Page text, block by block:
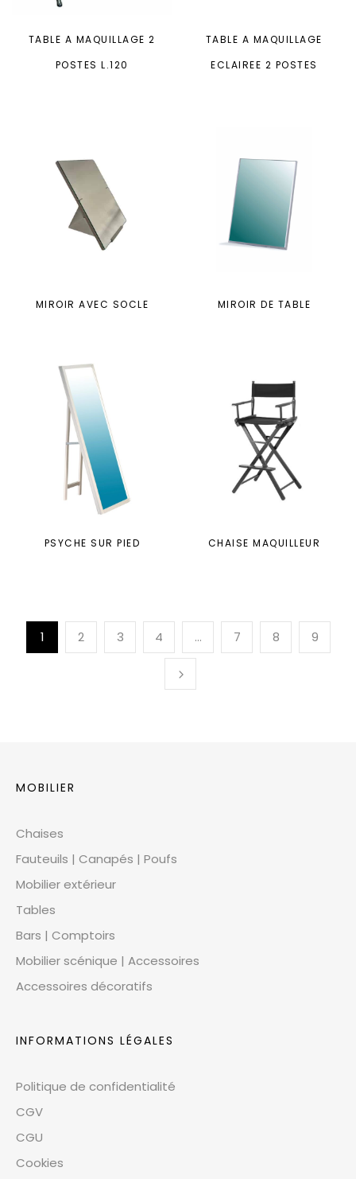
TABLE A MAQUILLAGE 2
POSTES L.120
TABLE A MAQUILLAGE
ECLAIREE 2 POSTES
MIROIR AVEC SOCLE MIROIR DE TABLE
PSYCHE SUR PIED CHAISE MAQUILLEUR
1 2 3 4 … 7 8 9
MOBILIER
Chaises
Fauteuils | Canapés | Poufs
Mobilier extérieur
Tables
Bars | Comptoirs
Mobilier scénique | Accessoires
Accessoires décoratifs
INFORMATIONS LÉGALES
Politique de confidentialité
CGV
CGU
Cookies